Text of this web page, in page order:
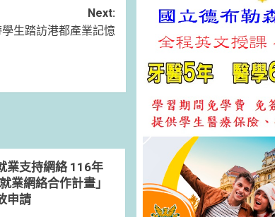
Next:
生踏訪港都產業記憶
業支持網絡 116年
業網絡合作計畫」
申請